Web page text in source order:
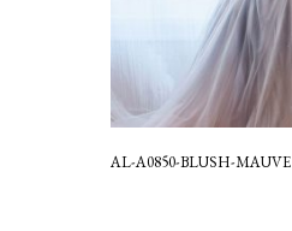
AL-A0850-BLUSH-MAUVE